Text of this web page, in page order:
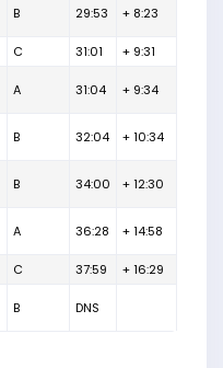
B 29:53 + 8:23
C 31:01 + 9:31
A 31:04 + 9:34
B 32:04 + 10:34
B 34:00 + 12:30
A 36:28 + 14:58
C 37:59
+ 16:29
B DNS